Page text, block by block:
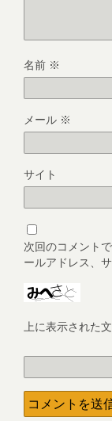
名前 ※
メール ※
サイト
次回のコメント
ールアドレス、
上に表示された